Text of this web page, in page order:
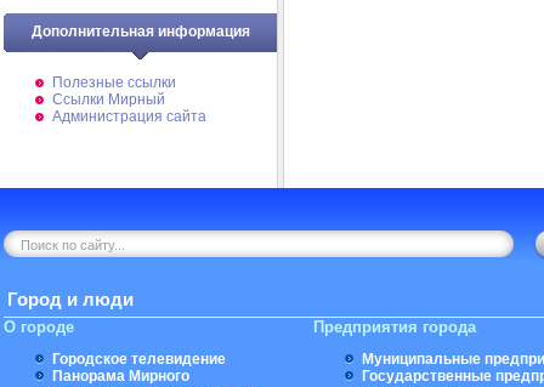
Дополнительная информация
Полезные ссылки
Ссылки Мирный
Администрация сайта
Город и люди
О городе
Городское телевидение
Панорама Мирного
Предприятия города
Муниципальные
Государственные